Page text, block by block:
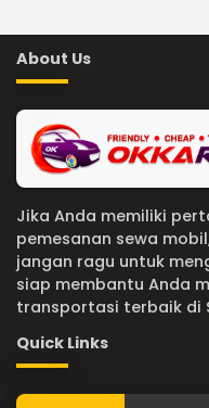
About Us
Jika Anda memiliki
pemesanan sewa
jangan ragu untuk
siap membantu Anda
transportasi terbaik di
Quick Links